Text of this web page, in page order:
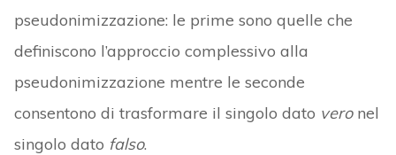
pseudonimizzazione: le prime sono quelle che
definiscono l’approccio complessivo alla
pseudonimizzazione mentre le seconde
consentono di trasformare il singolo dato veronel
singolo dato falso.